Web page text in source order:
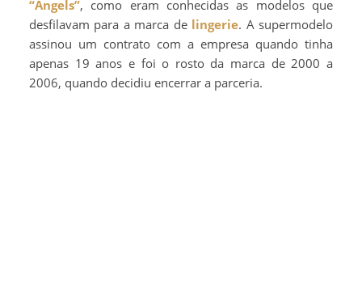
“Angels”, como eram conhecidas as modelos que
desfilavam para a marca de lingerie. A supermodelo
assinou um contrato com a empresa quando tinha
apenas 19 anos e foi o rosto da marca de 2000 a
2006, quando decidiu encerrar a parceria.